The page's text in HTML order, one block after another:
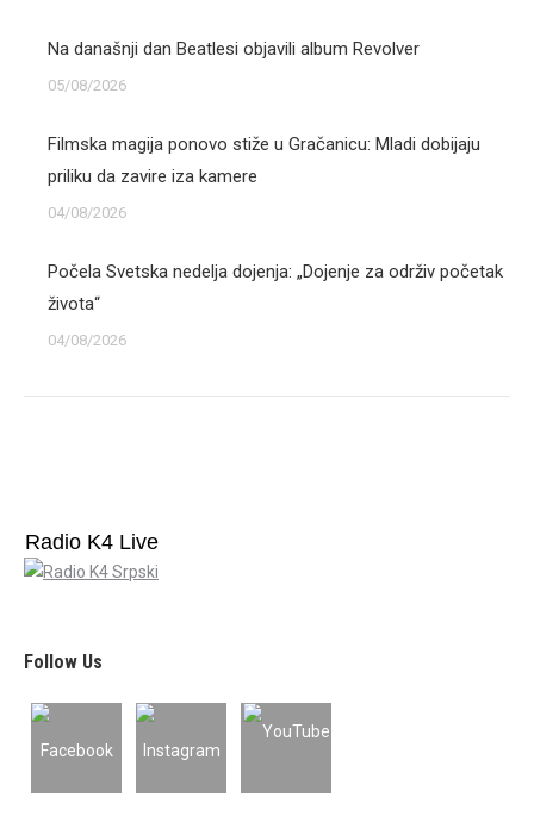
Na današnji dan Beatlesi objavili album Revolver
05/08/2026
Filmska magija ponovo stiže u Gračanicu: Mladi dobijaju
priliku da zavire iza kamere
04/08/2026
Počela Svetska nedelja dojenja: „Dojenje za održiv početak
života“
04/08/2026
Radio K4 Live
Follow Us